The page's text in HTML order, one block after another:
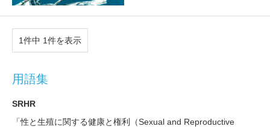
1件中 1件を表示
用語集
SRHR
「性と生殖に関する健康と権利（Sexual and Reproductive